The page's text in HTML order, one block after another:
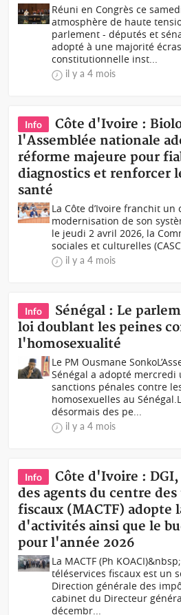
Réuni en Congrès ce
atmosphère de haute
parlement - députés et
adopté à une majorité
constitutionnelle inst...
il y a 4 mois
Info
Côte d'Ivoire :
l'Assemblée nationale
réforme majeure pour
diagnostics et renforcer
santé
La Côte d’Ivoire franchit
modernisation de son
le jeudi 2 avril 2026, la
sociales et culturelles
il y a 4 mois
Info
Sénégal : Le
loi doublant les peines
l'homosexualité
Le PM Ousmane
Sénégal a adopté
sanctions pénales contre
homosexuelles au
désormais des pe...
il y a 4 mois
Info
Côte d'Ivoire :
des agents du centre
fiscaux (MACTF) adopte
d'activités ainsi que le
pour l'année 2026
La MACTF (Ph
téléservices fiscaux est un
Direction générale des
cabinet du Directeur
décembr...